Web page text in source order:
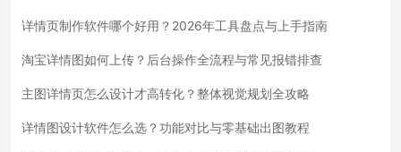
详情页制作软件哪个好用？2026年工具盘点与上手指南
淘宝详情图如何上传？后台操作全流程与常见报错排查
主图详情页怎么设计才高转化？整体视觉规划全攻略
详情图设计软件怎么选？功能对比与零基础出图教程